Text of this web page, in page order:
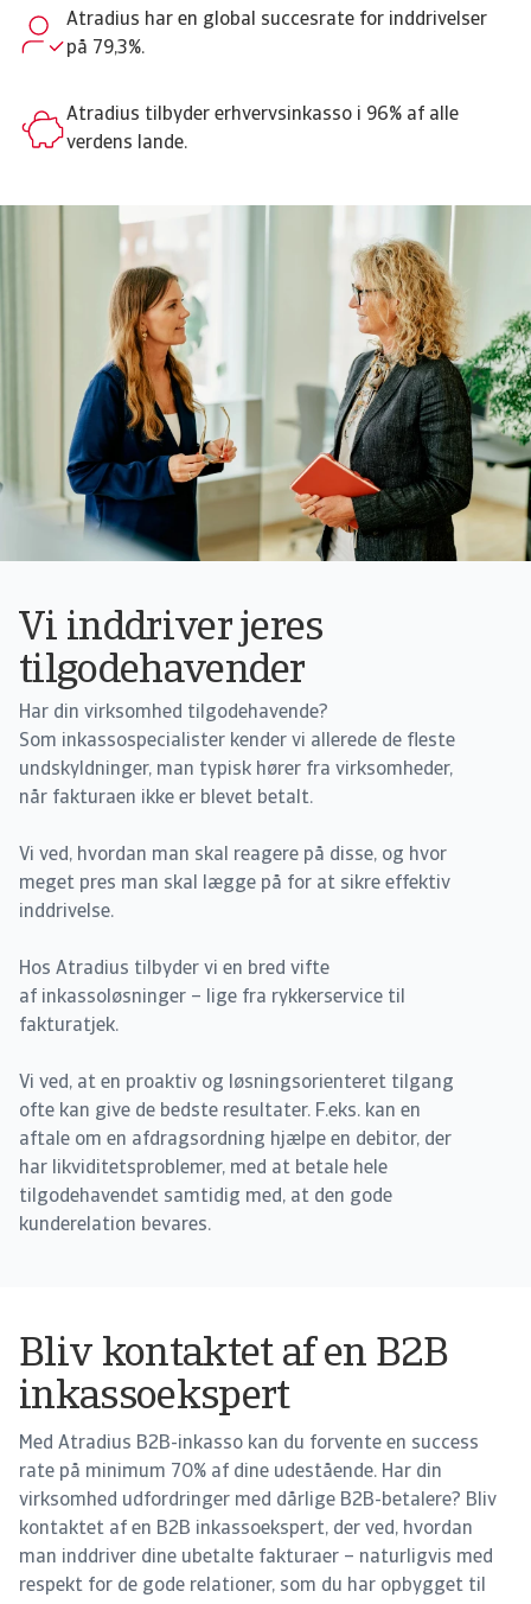
Atradius har en global succesrate for inddrivelser
på 79,3%.
Atradius tilbyder erhvervsinkasso i 96% af alle
verdens lande.
Vi inddriver jeres
tilgodehavender
Har din virksomhed tilgodehavende?
Som inkassospecialister kender vi allerede de fleste
undskyldninger, man typisk hører fra virksomheder,
når fakturaen ikke er blevet betalt.
Vi ved, hvordan man skal reagere på disse, og hvor
meget pres man skal lægge på for at sikre effektiv
inddrivelse.
Hos Atradius tilbyder vi en bred vifte
af inkassoløsninger – lige fra rykkerservice til
fakturatjek.
Vi ved, at en proaktiv og løsningsorienteret tilgang
ofte kan give de bedste resultater. F.eks. kan en
aftale om en afdragsordning hjælpe en debitor, der
har likviditetsproblemer, med at betale hele
tilgodehavendet samtidig med, at den gode
kunderelation bevares.
Bliv kontaktet af en B2B
inkassoekspert
Med Atradius B2B-inkasso kan du forvente en success
rate på minimum 70% af dine udestående. Har din
virksomhed udfordringer med dårlige B2B-betalere? Bliv
kontaktet af en B2B inkassoekspert, der ved, hvordan
man inddriver dine ubetalte fakturaer – naturligvis med
respekt for de gode relationer, som du har opbygget til